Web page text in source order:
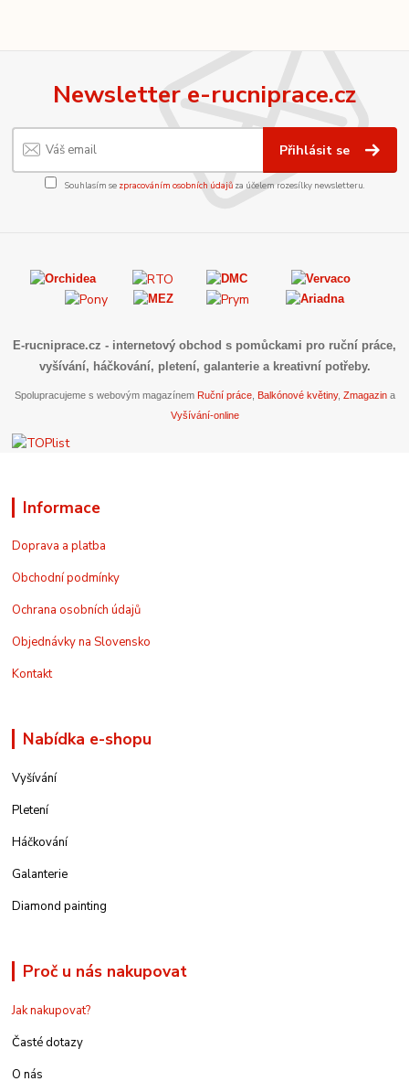
Newsletter e-rucniprace.cz
Přihlásit se
Souhlasím se zpracováním osobních údajůza účelem rozesílky newsletteru.
E-rucniprace.cz - internetový obchod s pomůckami pro ruční práce,
vyšívání, háčkování, pletení, galanterie a kreativní potřeby.
Spolupracujeme s webovým magazínem Ruční práce, Balkónové květiny, Zmagazina
Vyšívání-online
Informace
Doprava a platba
Obchodní podmínky
Ochrana osobních údajů
Objednávky na Slovensko
Kontakt
Nabídka e-shopu
Vyšívání
Pletení
Háčkování
Galanterie
Diamond painting
Proč u nás nakupovat
Jak nakupovat?
Časté dotazy
O nás